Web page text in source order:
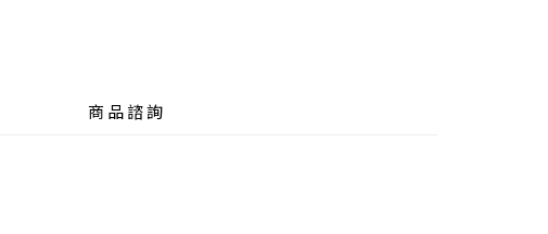
商品諮詢